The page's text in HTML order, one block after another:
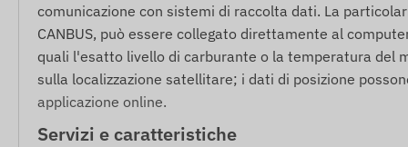
comunicazione con sistemi di raccolta dati. La
CANBUS, può essere collegato direttamente al
quali l'esatto livello di carburante o la temperatura del
sulla localizzazione satellitare; i dati di posizione
applicazione online.
Servizi e caratteristiche